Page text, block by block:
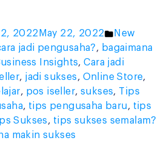
2022 May 22, 2022
Posted
in
New
jadi pengusaha?, bagaimana
Insights,Cara jadi
, jadi sukses, Online Store,
, pos iseller,sukses, Tips
, tips pengusaha baru, tips
Sukses, tips sukses semalam?
makin sukses